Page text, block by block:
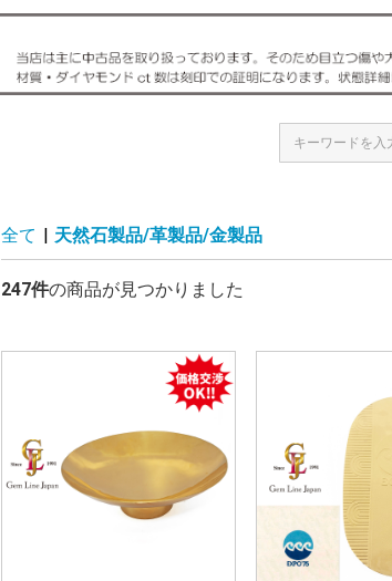
全て | 天然石製品/革製品/金製品
247件の商品が見つかりました